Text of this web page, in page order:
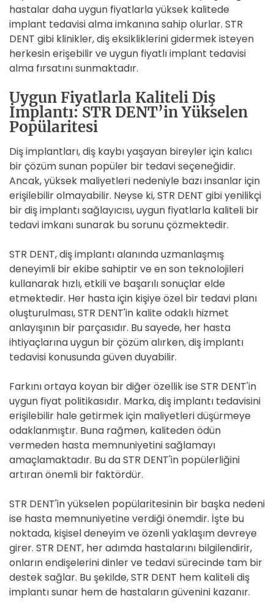
hastalar daha uygun fiyatlarla yüksek kalitede
implant tedavisi alma imkanına sahip olurlar. STR
DENT gibi klinikler, diş eksikliklerini gidermek isteyen
herkesin erişebilir ve uygun fiyatlı implant tedavisi
alma fırsatını sunmaktadır.
Uygun Fiyatlarla Kaliteli Diş
İmplantı: STR DENT’in Yükselen
Popülaritesi
Diş implantları, diş kaybı yaşayan bireyler için kalıcı
bir çözüm sunan popüler bir tedavi seçeneğidir.
Ancak, yüksek maliyetleri nedeniyle bazı insanlar için
erişilebilir olmayabilir. Neyse ki, STR DENT gibi yenilikçi
bir diş implantı sağlayıcısı, uygun fiyatlarla kaliteli bir
tedavi imkanı sunarak bu sorunu çözmektedir.
STR DENT, diş implantı alanında uzmanlaşmış
deneyimli bir ekibe sahiptir ve en son teknolojileri
kullanarak hızlı, etkili ve başarılı sonuçlar elde
etmektedir. Her hasta için kişiye özel bir tedavi planı
oluşturulması, STR DENT'in kalite odaklı hizmet
anlayışının bir parçasıdır. Bu sayede, her hasta
ihtiyaçlarına uygun bir çözüm alırken, diş implantı
tedavisi konusunda güven duyabilir.
Farkını ortaya koyan bir diğer özellik ise STR DENT'in
uygun fiyat politikasıdır. Marka, diş implantı tedavisini
erişilebilir hale getirmek için maliyetleri düşürmeye
odaklanmıştır. Buna rağmen, kaliteden ödün
vermeden hasta memnuniyetini sağlamayı
amaçlamaktadır. Bu da STR DENT'in popülerliğini
artıran önemli bir faktördür.
STR DENT'in yükselen popülaritesinin bir başka nedeni
ise hasta memnuniyetine verdiği önemdir. İşte bu
noktada, kişisel deneyim ve özenli yaklaşım devreye
girer. STR DENT, her adımda hastalarını bilgilendirir,
onların endişelerini dinler ve tedavi sürecinde tam bir
destek sağlar. Bu şekilde, STR DENT hem kaliteli diş
implantı sunar hem de hastaların güvenini kazanır.